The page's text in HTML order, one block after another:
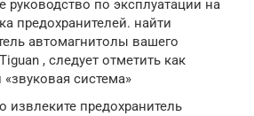
руководство по эксплуатации на
предохранителей. найти
автомагнитолы вашего
, следует отметить как
система»
извлеките предохранитель